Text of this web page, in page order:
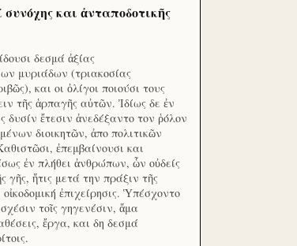
και ἀνταποδοτικῆς
δεσμά ἀξίας
μυριάδων (τριακοσίας
και οι ὀλίγοι ποιούσι τους
τῆς ἁρπαγῆς αὐτῶν. Ἰδίως δε ἐν
δυσίν ἔτεσιν ἀνεδέξαντο τον ῥόλον
διοικητῶν, ἀπο πολιτικῶν
ἐπεμβαίνουσι και
ἐν πλήθει ἀνθρώπων, ὧν οὐδείς
γῆς, ἥτις μετά την πράξιν τῆς
ἐπιχείρησις. Ὑπέσχοντο
τοῖς γηγενέσιν, ἅμα
ἔργα, και δη δεσμά